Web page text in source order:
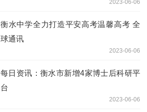
2023-06-06
衡水中学全力打造平安高考温馨高考 全
球通讯
2023-06-06
每日资讯：衡水市新增4家博士后科研平
台
2023-06-06